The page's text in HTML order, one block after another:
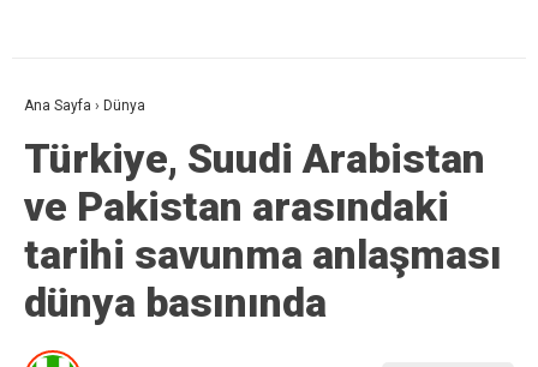
Ana Sayfa › Dünya
Türkiye, Suudi Arabistan
ve Pakistan arasındaki
tarihi savunma anlaşması
dünya basınında